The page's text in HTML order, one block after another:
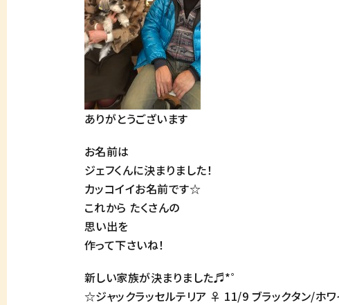
ありがとうございます
お名前は
ジェフくんに決まりました！
カッコイイお名前です☆
これから たくさんの
思い出を
作って下さいね！
新しい家族が決まりました♬*゜
☆ジャックラッセルテリア ♀ 11/9 ブラックタン/ホ